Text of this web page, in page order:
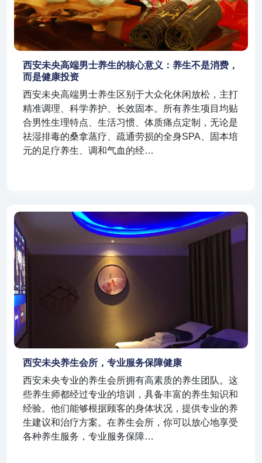
西安未央高端男士养生的核心意义：养生不是消费，
而是健康投资
西安未央高端男士养生区别于大众化休闲放松，主打
精准调理、科学养护、长效固本。所有养生项目均贴
合男性生理特点、生活习惯、体质痛点定制，无论是
祛湿排毒的桑拿蒸疗、疏通劳损的全身SPA、固本培
元的足疗养生、调和气血的经…
西安未央养生会所，专业服务保障健康
西安未央专业的养生会所拥有高素质的养生团队。这
些养生师都经过专业的培训，具备丰富的养生知识和
经验。他们能够根据顾客的身体状况，提供专业的养
生建议和治疗方案。在养生会所，你可以放心地享受
各种养生服务，专业服务保障…